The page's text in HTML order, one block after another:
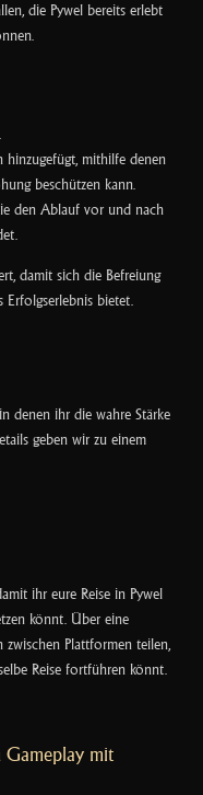
die Pywel bereits erlebt
hinzugefügt, mithilfe denen
beschützen kann.
den Ablauf vor und nach
damit sich die Befreiung
bietet.
denen ihr die wahre Stärke
geben wir zu einem
ihr eure Reise in Pywel
könnt. Über eine
Plattformen teilen,
Reise fortführen könnt.
Gameplay mit